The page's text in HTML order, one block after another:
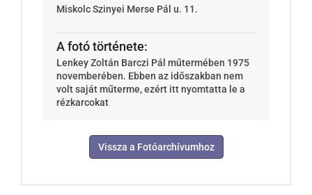
Miskolc Szinyei Merse Pál u. 11.
A fotó története:
Lenkey Zoltán Barczi Pál műtermében 1975
novemberében. Ebben az időszakban nem
volt saját műterme, ezért itt nyomtatta le a
rézkarcokat
Vissza a Fotóarchívumhoz